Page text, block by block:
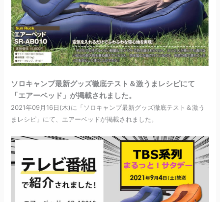
ソロキャンプ最新グッズ徹底テスト＆激うまレシピにて
「エアーベッド」が掲載されました。
2021年09月16日(木)に「ソロキャンプ最新グッズ徹底テスト＆激う
まレシピ」にて、エアーベッドが掲載されました。